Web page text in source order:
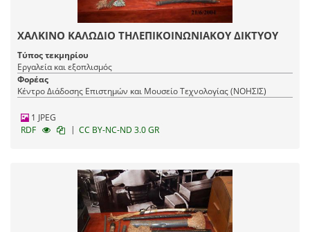
ΧΑΛΚΙΝΟ ΚΑΛΩΔΙΟ ΤΗΛΕΠΙΚΟΙΝΩΝΙΑΚΟΥ ΔΙΚΤΥΟΥ
Τύπος τεκμηρίου
Εργαλεία και εξοπλισμός
Φορέας
Κέντρο Διάδοσης Επιστημών και Μουσείο Τεχνολογίας (ΝΟΗΣΙΣ)
1 JPEG
RDF
| CC BY-NC-ND 3.0 GR